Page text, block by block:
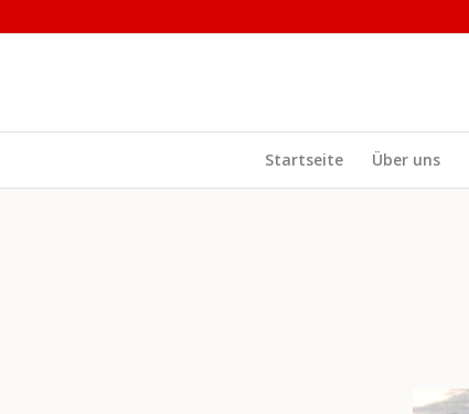
Startseite Über uns